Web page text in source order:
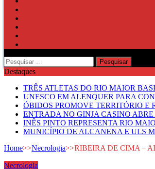
Pesquisar
por:
Destaques
TRÊS ATLETAS DO RIO MAIOR
UNESCO EM ALENQUER PARA
ÓBIDOS PROMOVE TERRITÓRIO E
ENTRADA NO GINJA CASINO ABRE
INÊS PINTO REPRESENTA RIO
MUNICÍPIO DE ALCANENA E ULS
Home>>Necrologia>>RIBEIRA DE CIMA –
Necrologia